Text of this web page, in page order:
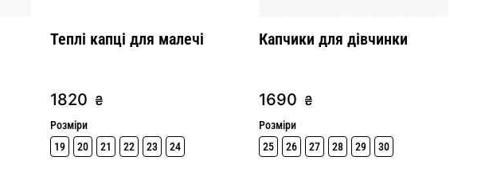
Теплі капці для малечі
1820 ₴
Розміри
19
20 21 22 23 24
Капчики для дівчинки
1690 ₴
Розміри
25
26 27 28 29 30